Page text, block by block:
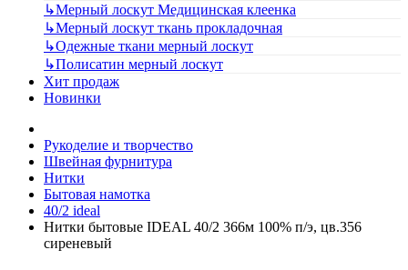
↳Мерный лоскут Медицинская клеенка
↳Мерный лоскут ткань прокладочная
↳Одежные ткани мерный лоскут
↳Полисатин мерный лоскут
Хит продаж
Новинки
Рукоделие и творчество
Швейная фурнитура
Нитки
Бытовая намотка
40/2 ideal
Нитки бытовые IDEAL 40/2 366м 100% п/э, цв.356
сиреневый